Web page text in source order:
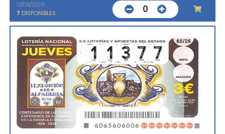
13/08/2026
7 DISPONIBLES 0